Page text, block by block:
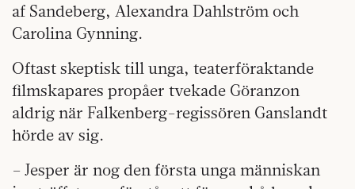
af Sandeberg, Alexandra Dahlström och
Carolina Gynning.
Oftast skeptisk till unga, teaterföraktande
filmskapares propåer tvekade Göranzon
aldrig när Falkenberg-regissören Ganslandt
hörde av sig.
– Jesper är nog den första unga människan